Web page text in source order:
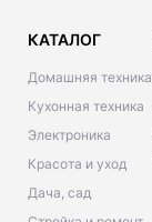
КАТАЛОГ
Домашняя техника
Кухонная техника
Электроника
Красота и уход
Дача, сад